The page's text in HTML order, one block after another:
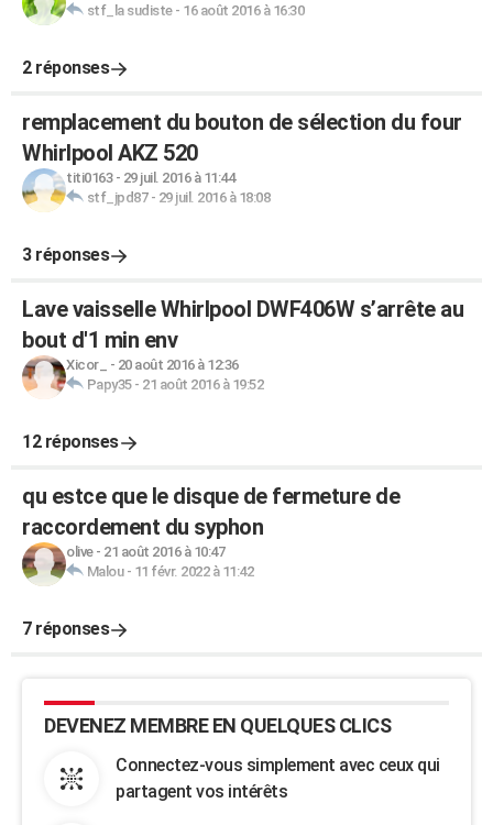
stf_la sudiste- 16 août 2016 à 16:30
2 réponses
remplacement du bouton de sélection du four
Whirlpool AKZ 520
titi0163- 29 juil. 2016 à 11:44
stf_jpd87- 29 juil. 2016 à 18:08
3 réponses
Lave vaisselle Whirlpool DWF406W s’arrête au
bout d'1 min env
Xicor_ - 20 août 2016 à 12:36
Papy35- 21 août 2016 à 19:52
12 réponses
qu estce que le disque de fermeture de
raccordement du syphon
olive- 21 août 2016 à 10:47
Malou- 11 févr. 2022 à 11:42
7 réponses
DEVENEZ MEMBRE EN QUELQUES CLICS
Connectez-vous simplement avec ceux qui
partagent vos intérêts